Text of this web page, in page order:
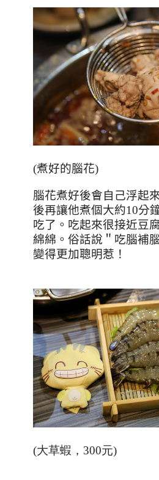
(煮好的腦花)
腦花煮好後會自己浮起
後再讓他煮個大約10分
吃了。吃起來很接近豆
綿綿。俗話說＂吃腦補
變得更加聰明惹！
(大草蝦，300元)